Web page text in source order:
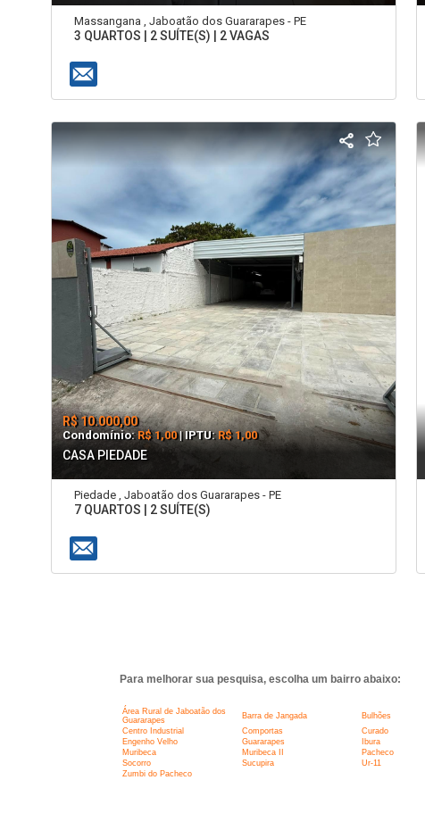
Massangana , Jaboatão dos Guararapes - PE
3 QUARTOS | 2 SUÍTE(S) | 2 VAGAS
R$ 10.000,00
Condomínio:R$ 1,00 | IPTU:R$ 1,00
CASA PIEDADE
Piedade , Jaboatão dos Guararapes - PE
7 QUARTOS | 2 SUÍTE(S)
Para melhorar sua pesquisa, escolha um bairro abaixo:
Área Rural de Jaboatão dos
Guararapes
Barra de Jangada Bulhões
Centro Industrial
Comportas Curado
Engenho Velho
Guararapes Ibura
Muribeca
Muribeca II Pacheco
Socorro
Sucupira Ur-11
Zumbi do Pacheco